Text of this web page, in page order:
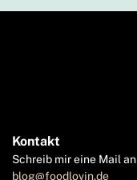
Kontakt
Schreib mir eine Mail an
blog@foodlovin.de